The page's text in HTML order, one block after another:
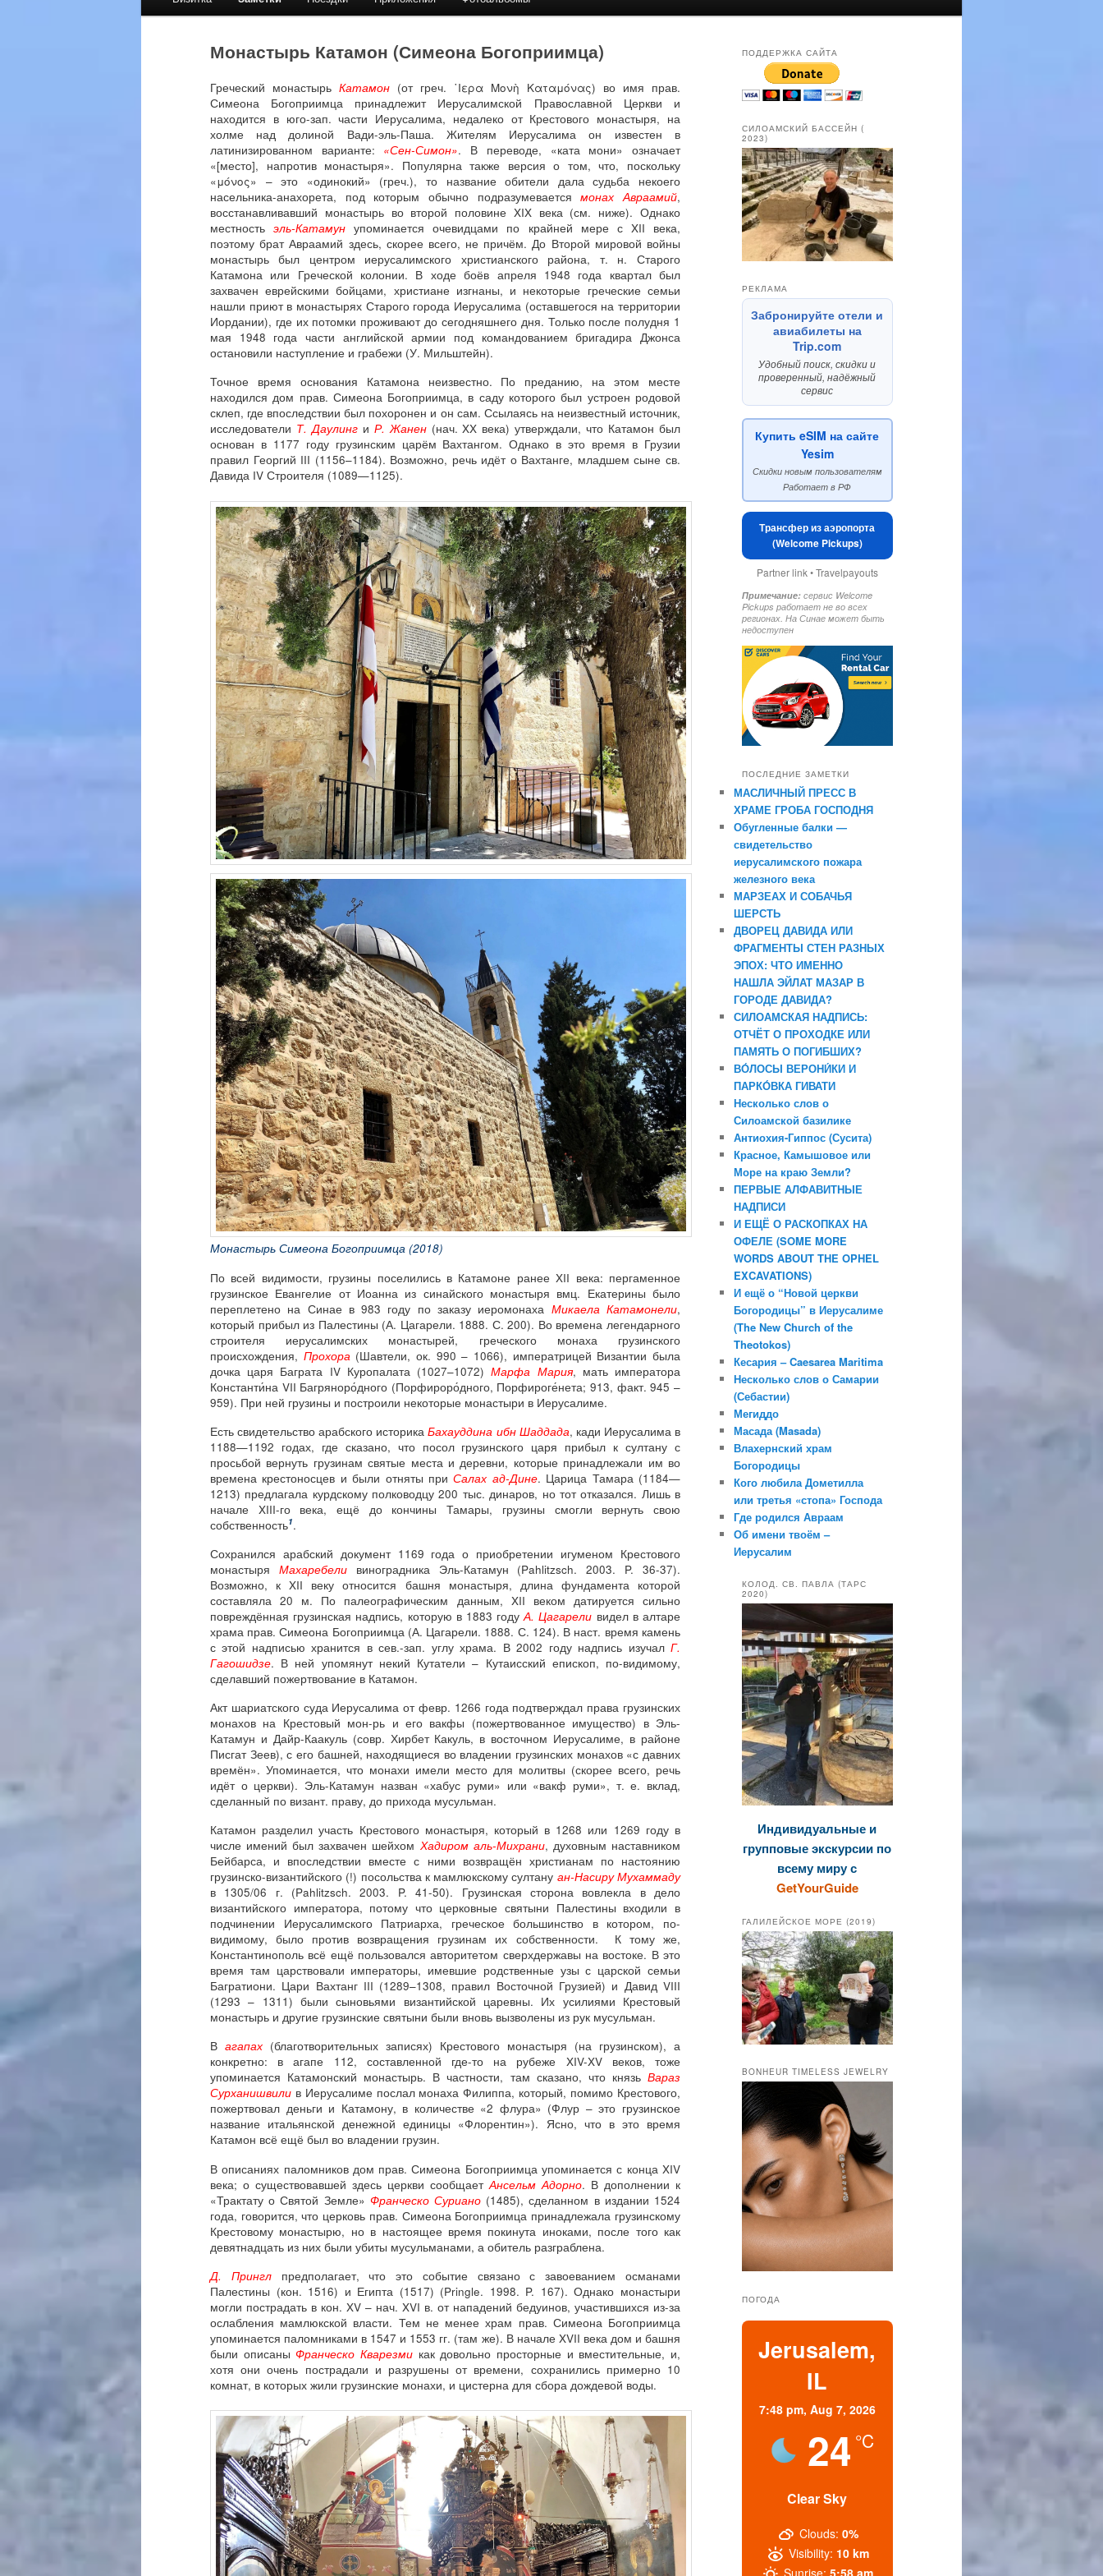
Монастырь Катамон (Симеона Богоприимца)
Греческий монастырь Катамон (от греч. ῾Ιερα Μονὴ Καταμόνας) во имя прав.
Симеона Богоприимца принадлежит Иерусалимской Православной Церкви и
находится в юго-зап. части Иерусалима, недалеко от Крестового монастыря, на
холме над долиной Вади-эль-Паша. Жителям Иерусалима он известен в
латинизированном варианте: «Сен-Симон». В переводе, «ката мони» означает
«[место], напротив монастыря». Популярна также версия о том, что, поскольку
«μόνος» – это «одинокий» (греч.), то название обители дала судьба некоего
насельника-анахорета, под которым обычно подразумеваетсямонах Авраамий,
восстанавливавший монастырь во второй половине XIX века (см. ниже). Однако
местность эль-Катамун упоминается очевидцами по крайней мере с XII века,
поэтому брат Авраамий здесь, скорее всего, не причём. До Второй мировой войны
монастырь был центром иерусалимского христианского района, т. н. Старого
Катамона или Греческой колонии. В ходе боёв апреля 1948 года квартал был
захвачен еврейскими бойцами, христиане изгнаны, и некоторые греческие семьи
нашли приют в монастырях Старого города Иерусалима (оставшегося на территории
Иордании), где их потомки проживают до сегодняшнего дня. Только после полудня 1
мая 1948 года части английской армии под командованием бригадира Джонса
остановили наступление и грабежи (У. Мильштейн).
Точное время основания Катамона неизвестно. По преданию, на этом месте
находился дом прав. Симеона Богоприимца, в саду которого был устроен родовой
склеп, где впоследствии был похоронен и он сам. Ссылаясь на неизвестный источник,
исследователи Т.Даулинги Р. Жанен(нач. XX века) утверждали, что Катамон был
основан в 1177 году грузинским царём Вахтангом. Однако в это время в Грузии
правил Георгий III (1156–1184). Возможно, речь идёт о Вахтанге, младшем сыне св.
Давида IV Строителя (1089—1125).
Монастырь Симеона Богоприимца (2018)
По всей видимости, грузины поселились в Катамоне ранее XII века: пергаменное
грузинское Евангелие от Иоанна из синайского монастыря вмц. Екатерины было
переплетено на Синае в 983 году по заказу иеромонаха Микаела Катамонели,
который прибыл из Палестины (А. Цагарели. 1888. С. 200). Во времена легендарного
строителя иерусалимских монастырей, греческого монаха грузинского
происхождения, Прохора (Шавтели, ок. 990 – 1066), императрицей Византии была
дочка царя Баграта IV Куропалата (1027–1072)Марфа Мария, мать императора
Константи́на VII Багряноро́дного (Порфироро́дного, Порфироге́нета; 913, факт. 945 –
959). При ней грузины и построили некоторые монастыри в Иерусалиме.
Есть свидетельство арабского историкаБахауддина ибн Шаддада, кади Иерусалима в
1188—1192 годах, где сказано, что посол грузинского царя прибыл к султану с
просьбой вернуть грузинам святые места и деревни, которые принадлежали им во
времена крестоносцев и были отняты приСалах ад-Дине. Царица Тамара (1184—
1213) предлагала курдскому полководцу 200 тыс. динаров, но тот отказался. Лишь в
начале XIII-го века, ещё до кончины Тамары, грузины смогли вернуть свою
собственность1.
Сохранился арабский документ 1169 года о приобретении игуменом Крестового
монастыря Махаребеливиноградника Эль-Катамун (Pahlitzsch. 2003. P. 36-37).
Возможно, к XII веку относится башня монастыря, длина фундамента которой
составляла 20 м. По палеографическим данным, XII веком датируется сильно
повреждённая грузинская надпись, которую в 1883 годуА. Цагарели видел в алтаре
храма прав. Симеона Богоприимца (А. Цагарели. 1888. С. 124). В наст. время камень
с этой надписью хранится в сев.-зап. углу храма. В 2002 году надпись изучал Г.
Гагошидзе. В ней упомянут некий Кутатели – Кутаисский епископ, по-видимому,
сделавший пожертвование в Катамон.
Акт шариатского суда Иерусалима от февр. 1266 года подтверждал права грузинских
монахов на Крестовый мон-рь и его вакфы (пожертвованное имущество) в Эль-
Катамун и Дайр-Каакуль (совр. Хирбет Какуль, в восточном Иерусалиме, в районе
Писгат Зеев), с его башней, находящиеся во владении грузинских монахов «с давних
времён». Упоминается, что монахи имели место для молитвы (скорее всего, речь
идёт о церкви). Эль-Катамун назван «хабус руми» или «вакф руми», т. е. вклад,
сделанный по визант. праву, до прихода мусульман.
Катамон разделил участь Крестового монастыря, который в 1268 или 1269 году в
числе имений был захвачен шейхом Хадиром аль-Михрани, духовным наставником
Бейбарса, и впоследствии вместе с ними возвращён христианам по настоянию
грузинско-византийского (!) посольства к мамлюкскому султану ан-Насиру Мухаммаду
в 1305/06 г. (Pahlitzsch. 2003. P. 41-50). Грузинская сторона вовлекла в дело
византийского императора, потому что церковные святыни Палестины входили в
подчинении Иерусалимского Патриарха, греческое большинство в котором, по-
видимому, было против возвращения грузинам их собственности. К тому же,
Константинополь всё ещё пользовался авторитетом сверхдержавы на востоке. В это
время там царствовали императоры, имевшие родственные узы с царской семьи
Багратиони. Цари Вахтанг III (1289–1308, правил Восточной Грузией) и Давид VIII
(1293 – 1311) были сыновьями византийской царевны. Их усилиями Крестовый
монастырь и другие грузинские святыни были вновь вызволены из рук мусульман.
В агапах (благотворительных записях) Крестового монастыря (на грузинском), а
конкретно: в агапе 112, составленной где-то на рубеже XIV-XV веков, тоже
упоминается Катамонский монастырь. В частности, там сказано, что князь Вараз
Сурханишвили в Иерусалиме послал монаха Филиппа, который, помимо Крестового,
пожертвовал деньги и Катамону, в количестве «2 флура» (Флур – это грузинское
название итальянской денежной единицы «Флорентин»). Ясно, что в это время
Катамон всё ещё был во владении грузин.
В описаниях паломников дом прав. Симеона Богоприимца упоминается с конца XIV
века; о существовавшей здесь церкви сообщает Ансельм Адорно. В дополнении к
«Трактату о Святой Земле» Франческо Суриано (1485), сделанном в издании 1524
года, говорится, что церковь прав. Симеона Богоприимца принадлежала грузинскому
Крестовому монастырю, но в настоящее время покинута иноками, после того как
девятнадцать из них были убиты мусульманами, а обитель разграблена.
Д. Принглпредполагает, что это событие связано с завоеванием османами
Палестины (кон. 1516) и Египта (1517) (Pringle. 1998. P. 167). Однако монастыри
могли пострадать в кон. XV – нач. XVI в. от нападений бедуинов, участившихся из-за
ослабления мамлюкской власти. Тем не менее храм прав. Симеона Богоприимца
упоминается паломниками в 1547 и 1553 гг. (там же). В начале XVII века дом и башня
были описаныФранческо Кварезми как довольно просторные и вместительные, и,
хотя они очень пострадали и разрушены от времени, сохранились примерно 10
комнат, в которых жили грузинские монахи, и цистерна для сбора дождевой воды.
ПОДДЕРЖКА САЙТА
СИЛОАМСКИЙ БАССЕЙН (
2023)
РЕКЛАМА
Забронируйте отели и
авиабилеты на
Trip.com
Удобный поиск, скидки и
проверенный, надёжный
сервис
Купить eSIM на сайте
Yesim
Скидки новым пользователям
Работает в РФ
Трансфер из аэропорта
(Welcome Pickups)
Partner link • Travelpayouts
Примечание:сервис Welcome
Pickups работает не во всех
регионах. На Синае может быть
недоступен
ПОСЛЕДНИЕ ЗАМЕТКИ
МАСЛИЧНЫЙ ПРЕСС В
ХРАМЕ ГРОБА ГОСПОДНЯ
Обугленные балки —
свидетельство
иерусалимского пожара
железного века
МАРЗЕАХ И СОБАЧЬЯ
ШЕРСТЬ
ДВОРЕЦ ДАВИДА ИЛИ
ФРАГМЕНТЫ СТЕН РАЗНЫХ
ЭПОХ: ЧТО ИМЕННО
НАШЛА ЭЙЛАТ МАЗАР В
ГОРОДЕ ДАВИДА?
СИЛОАМСКАЯ НАДПИСЬ:
ОТЧЁТ О ПРОХОДКЕ ИЛИ
ПАМЯТЬ О ПОГИБШИХ?
ВО́ЛОСЫ ВЕРОНИ́КИ И
ПАРКО́ВКА ГИВАТИ
Несколько слов о
Силоамской базилике
Антиохия-Гиппос (Сусита)
Красное, Камышовое или
Море на краю Земли?
ПЕРВЫЕ АЛФАВИТНЫЕ
НАДПИСИ
И ЕЩЁ О РАСКОПКАХ НА
ОФЕЛЕ (SOME MORE
WORDS ABOUT THE OPHEL
EXCAVATIONS)
И ещё о “Новой церкви
Богородицы” в Иерусалиме
(The New Church of the
Theotokos)
Кесария – Caesarea Maritima
Несколько слов о Самарии
(Себастии)
Мегиддо
Масада (Masada)
Влахернский храм
Богородицы
Кого любила Дометилла
или третья «стопа» Господа
Где родился Авраам
Об имени твоём –
Иерусалим
КОЛОД. СВ. ПАВЛА (ТАРС
2020)
Индивидуальные и
групповые экскурсии по
всему миру с
GetYourGuide
ГАЛИЛЕЙСКОЕ МОРЕ (2019)
BONHEUR TIMELESS JEWELRY
ПОГОДА
Jerusalem,
IL
7:48 pm, Aug 7, 2026
24 °C
Clear Sky
Clouds: 0%
Visibility: 10 km
Sunrise: 5:58 am